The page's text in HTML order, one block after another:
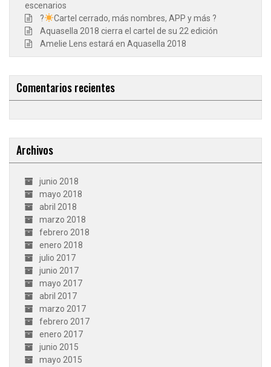
escenarios
?
Cartel cerrado, más nombres, APP y más ?
Aquasella 2018 cierra el cartel de su 22 edición
Amelie Lens estará en Aquasella 2018
Comentarios recientes
Archivos
junio 2018
mayo 2018
abril 2018
marzo 2018
febrero 2018
enero 2018
julio 2017
junio 2017
mayo 2017
abril 2017
marzo 2017
febrero 2017
enero 2017
junio 2015
mayo 2015